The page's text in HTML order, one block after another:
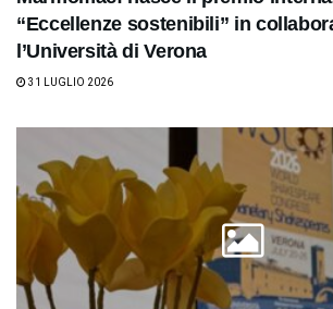
“Eccellenze sostenibili” in
l’Università di Verona
31 LUGLIO 2026